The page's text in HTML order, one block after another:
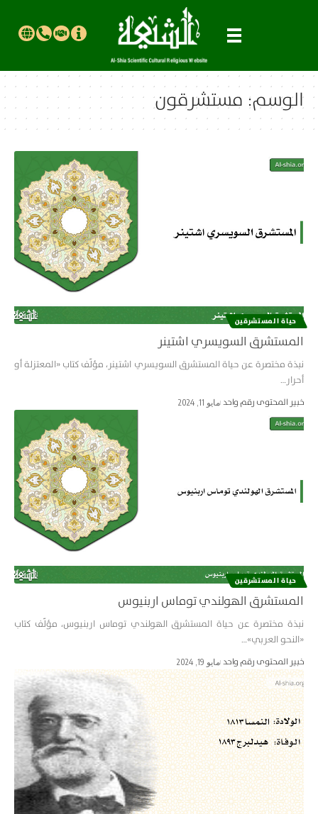
الوسم: مستشرقون
حياة المستشرقین
المستشرق السويسري اشتينر
نبذة مختصرة عن حياة المستشرق السويسري اشتينر، مؤلّف كتاب «المعتزلة أو
أحرار…
خبير المحتوى رقم واحد مايو 11, 2024
حياة المستشرقین
المستشرق الهولندي توماس اربنيوس
نبذة مختصرة عن حياة المستشرق الهولندي توماس اربنيوس، مؤلّف كتاب
«النحو العربي»…
خبير المحتوى رقم واحد مايو 19, 2024